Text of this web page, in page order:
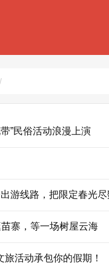
/
”民俗活动浪漫上演
游线路，把限定春光
寨，等一场树屋云海
活动承包你的假期！